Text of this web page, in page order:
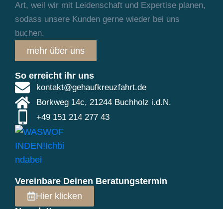
Art, weil wir mit Leidenschaft und Expertise planen,
sodass unsere Kunden gerne wieder bei uns
buchen.
mehr über uns
So erreicht ihr uns
kontakt@gehaufkreuzfahrt.de
Borkweg 14c, 21244 Buchholz i.d.N.
+49 151 214 277 43
Vereinbare Deinen Beratungstermin
Hier klicken